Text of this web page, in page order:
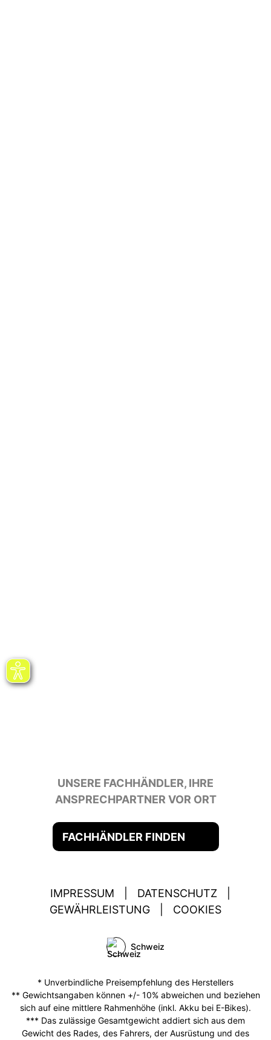
UNSERE FACHHÄNDLER, IHRE
ANSPRECHPARTNER VOR ORT
FACHHÄNDLER FINDEN
IMPRESSUM DATENSCHUTZ
GEWÄHRLEISTUNG
COOKIES
Schweiz
* Unverbindliche Preisempfehlung des Herstellers
** Gewichtsangaben können +/- 10% abweichen und beziehen
sich auf eine mittlere Rahmenhöhe (inkl. Akku bei E-Bikes).
*** Das zulässige Gesamtgewicht addiert sich aus dem
Gewicht des Rades, des Fahrers, der Ausrüstung und des